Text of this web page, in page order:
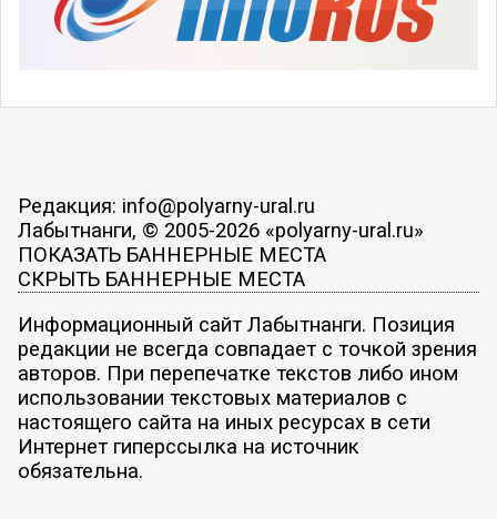
Редакция: info@polyarny-ural.ru
Лабытнанги, © 2005-2026 «polyarny-ural.ru»
ПОКАЗАТЬ БАННЕРНЫЕ МЕСТА
СКРЫТЬ БАННЕРНЫЕ МЕСТА
Информационный сайт Лабытнанги. Позиция
редакции не всегда совпадает с точкой зрения
авторов. При перепечатке текстов либо ином
использовании текстовых материалов с
настоящего сайта на иных ресурсах в сети
Интернет гиперссылка на источник
обязательна.